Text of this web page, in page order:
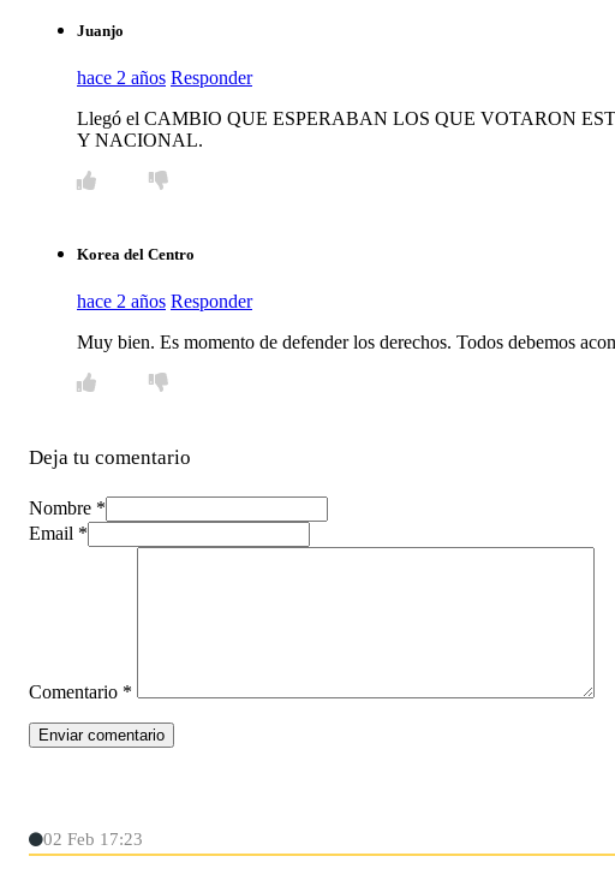
Juanjo
hace 2 años Responder
Llegó el CAMBIO QUE ESPERABAN LOS QUE VOTARON
Y NACIONAL.
Korea del Centro
hace 2 años Responder
Muy bien. Es momento de defender los derechos. Todos debemos
Deja tu comentario
Nombre *
Email *
Comentario *
02 Feb 17:23